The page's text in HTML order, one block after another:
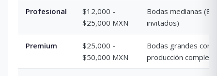
Profesional
$12,000 -
$25,000 MXN
Bodas medianas
invitados)
Premium
$25,000 -
$50,000 MXN
Bodas grandes con
producción completa